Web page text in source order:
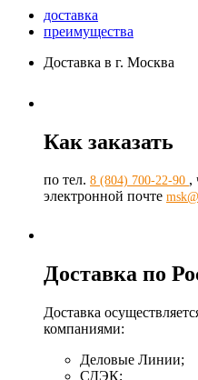
доставка
преимущества
Доставка в г. Москва
Как заказать
по тел. 8 (804) 700-22-90 ,
электронной почте
Доставка по
Доставка
компаниями:
Деловые Линии;
СДЭК;